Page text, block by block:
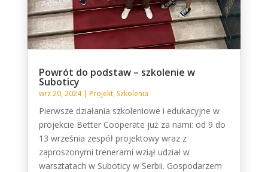
Powrót do podstaw – szkolenie w
Suboticy
wrz 20, 2024| Projekt, Szkolenia
Pierwsze działania szkoleniowe i edukacyjne w
projekcie Better Cooperate już za nami: od 9 do
13 września zespół projektowy wraz z
zaproszonymi trenerami wziął udział w
warsztatach w Suboticy w Serbii. Gospodarzem